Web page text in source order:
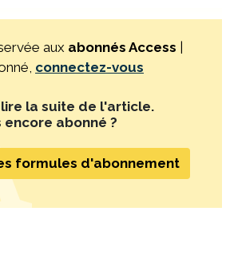
aux abonnés Access |
connectez-vous
lire la suite de l'article.
encore abonné ?
formules d'abonnement